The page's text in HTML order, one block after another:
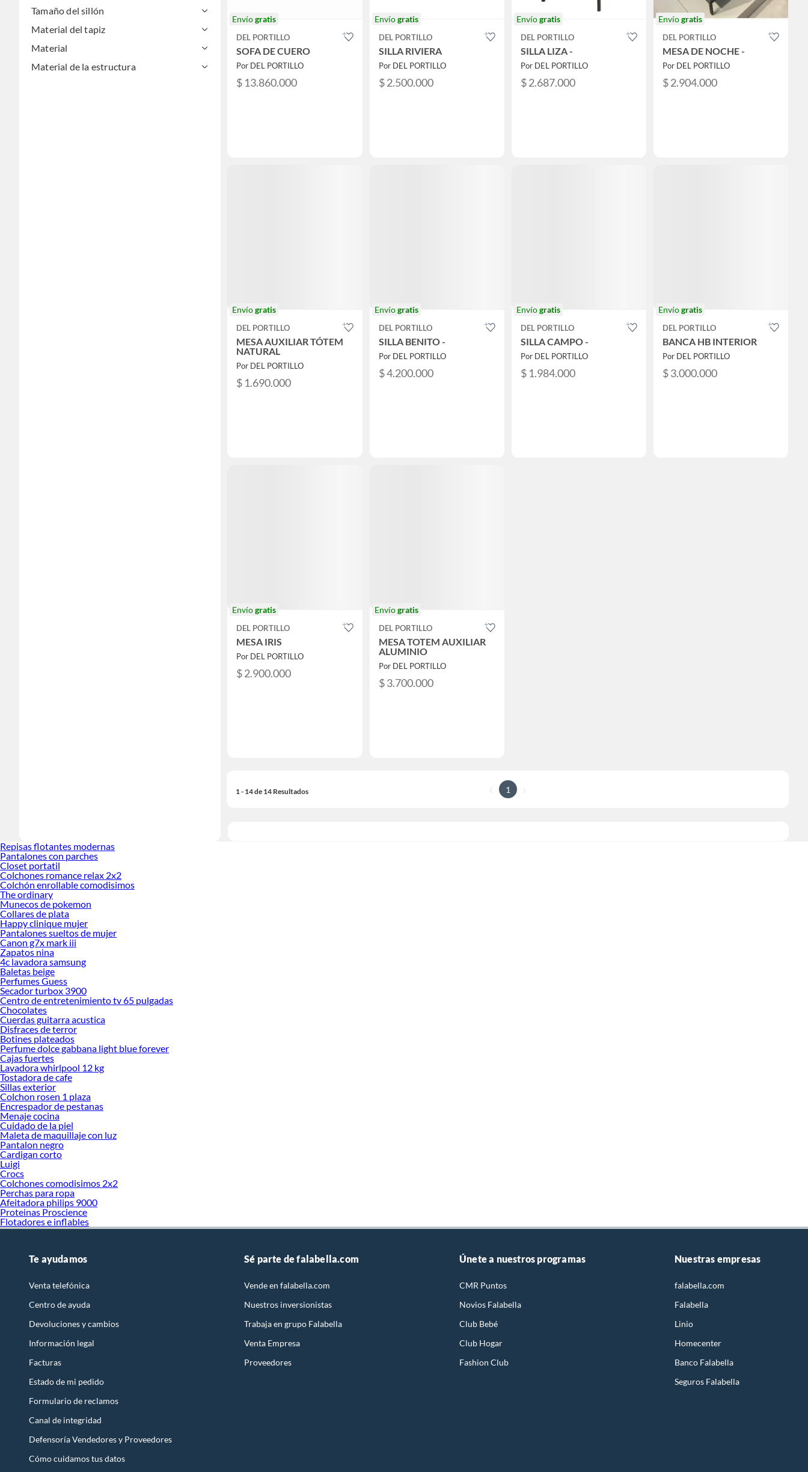
Tamaño del sillón
Material del tapiz
Material
Material de la estructura
Envíogratis
DEL PORTILLO
SOFA DE CUERO
Por DEL PORTILLO
$ 13.860.000
Envíogratis
DEL PORTILLO
SILLA RIVIERA
Por DEL PORTILLO
$ 2.500.000
Envíogratis
DEL PORTILLO
SILLA LIZA -
Por DEL PORTILLO
$ 2.687.000
Envíogratis
DEL PORTILLO
MESA DE NOCHE -
Por DEL PORTILLO
$ 2.904.000
Envíogratis
DEL PORTILLO
MESA AUXILIAR TÓTEM
NATURAL
Por DEL PORTILLO
$ 1.690.000
Envíogratis
DEL PORTILLO
SILLA BENITO -
Por DEL PORTILLO
$ 4.200.000
Envíogratis
DEL PORTILLO
SILLA CAMPO -
Por DEL PORTILLO
$ 1.984.000
Envíogratis
DEL PORTILLO
BANCA HB INTERIOR
Por DEL PORTILLO
$ 3.000.000
Envíogratis
DEL PORTILLO
MESA IRIS
Por DEL PORTILLO
$ 2.900.000
Envíogratis
DEL PORTILLO
MESA TOTEM AUXILIAR
ALUMINIO
Por DEL PORTILLO
$ 3.700.000
1 - 14 de 14 Resultados 1
Repisas flotantes modernas
Pantalones con parches
Closet portatil
Colchones romance relax 2x2
Colchón enrollable comodisimos
The ordinary
Munecos de pokemon
Collares de plata
Happy clinique mujer
Pantalones sueltos de mujer
Canon g7x mark iii
Zapatos nina
4c lavadora samsung
Baletas beige
Perfumes Guess
Secador turbox 3900
Centro de entretenimiento tv 65 pulgadas
Chocolates
Cuerdas guitarra acustica
Disfraces de terror
Botines plateados
Perfume dolce gabbana light blue forever
Cajas fuertes
Lavadora whirlpool 12 kg
Tostadora de cafe
Sillas exterior
Colchon rosen 1 plaza
Encrespador de pestanas
Menaje cocina
Cuidado de la piel
Maleta de maquillaje con luz
Pantalon negro
Cardigan corto
Luigi
Crocs
Colchones comodisimos 2x2
Perchas para ropa
Afeitadora philips 9000
Proteinas Proscience
Flotadores e inflables
Te ayudamos
Venta telefónica
Centro de ayuda
Devoluciones y cambios
Información legal
Facturas
Estado de mi pedido
Formulario de reclamos
Canal de integridad
Defensoría Vendedores y Proveedores
Cómo cuidamos tus datos
Sé parte de falabella.com
Vende en falabella.com
Nuestros inversionistas
Trabaja en grupo Falabella
Venta Empresa
Proveedores
Únete a nuestros programas
CMR Puntos
Novios Falabella
Club Bebé
Club Hogar
Fashion Club
Nuestras empresas
falabella.com
Falabella
Linio
Homecenter
Banco Falabella
Seguros Falabella